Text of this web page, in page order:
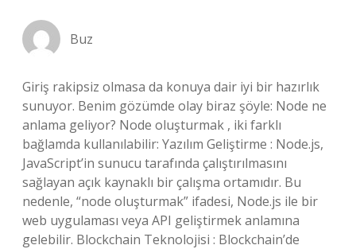
Buz
Giriş rakipsiz olmasa da konuya dair iyi bir hazırlık
sunuyor. Benim gözümde olay biraz şöyle: Node ne
anlama geliyor? Node oluşturmak , iki farklı
bağlamda kullanılabilir: Yazılım Geliştirme : Node.js,
JavaScript’in sunucu tarafında çalıştırılmasını
sağlayan açık kaynaklı bir çalışma ortamıdır. Bu
nedenle, “node oluşturmak” ifadesi, Node.js ile bir
web uygulaması veya API geliştirmek anlamına
gelebilir. Blockchain Teknolojisi : Blockchain’de